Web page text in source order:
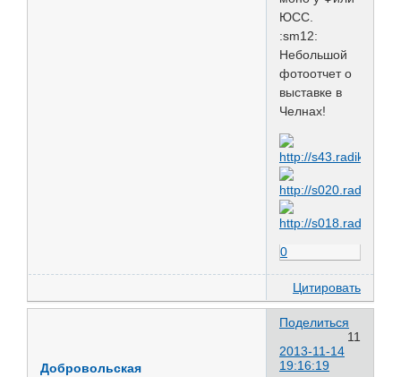
ЮСС.
:sm12:
Небольшой
фотоотчет о
выставке в
Челнах!
0
Цитировать
Поделиться
11
2013-11-14
19:16:19
Добровольская